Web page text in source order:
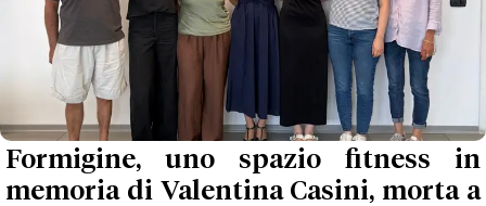
Formigine, uno spazio fitness in
memoria di Valentina Casini, morta a